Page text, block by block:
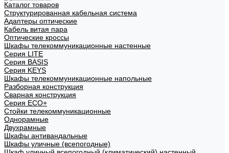
Каталог товаров
Структурированная кабельная система
Адаптеры оптические
Кабель витая пара
Оптические кроссы
Шкафы телекоммуникационные настенные
Cерия LITE
Cерия BASIS
Cерия KEYS
Шкафы телекоммуникационные напольные
Разборная конструкция
Сварная конструкция
Серия ECO+
Стойки телекоммуникационные
Однорамные
Двухрамные
Шкафы антивандальные
Шкафы уличные (всепогодные)